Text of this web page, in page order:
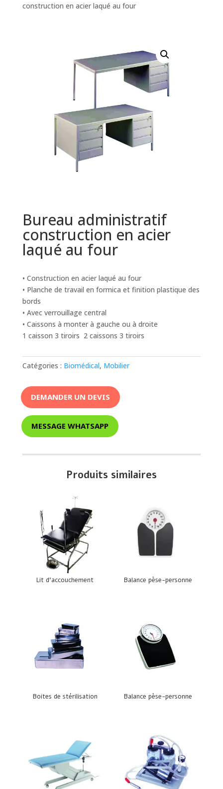
construction en acier laqué au four
Bureau administratif
construction en acier
laqué au four
• Construction en acier laqué au four
• Planche de travail en formica et finition plastique des
bords
• Avec verrouillage central
• Caissons à monter à gauche ou à droite
1 caisson 3 tiroirs 2 caissons 3 tiroirs
Catégories : Biomédical, Mobilier
DEMANDER UN DEVIS
MESSAGE WHATSAPP
Produits similaires
Lit d’accouchement Balance pèse-personne
Boites de stérilisation Balance pèse-personne